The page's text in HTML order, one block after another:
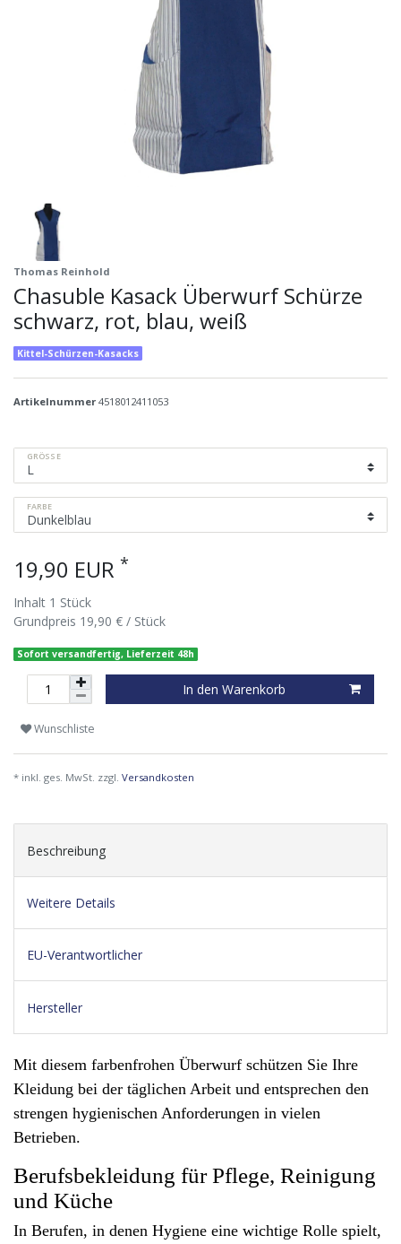
Thomas Reinhold
Chasuble Kasack Überwurf Schürze
schwarz, rot, blau, weiß
Kittel-Schürzen-Kasacks
Artikelnummer 4518012411053
GRÖSSE
FARBE
19,90 EUR *
Inhalt 1 Stück
Grundpreis 19,90 € / Stück
Sofort versandfertig, Lieferzeit 48h
In den Warenkorb
Wunschliste
* inkl. ges. MwSt. zzgl. Versandkosten
Beschreibung
Weitere Details
EU-Verantwortlicher
Hersteller
Mit diesem farbenfrohen Überwurf schützen Sie Ihre
Kleidung bei der täglichen Arbeit und entsprechen den
strengen hygienischen Anforderungen in vielen
Betrieben.
Berufsbekleidung für Pflege, Reinigung
und Küche
In Berufen, in denen Hygiene eine wichtige Rolle spielt,